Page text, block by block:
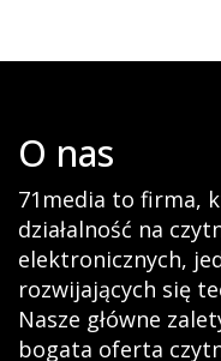
O nas
71media to firma,
działalność na
elektronicznych,
rozwijających się
Nasze główne
bogata oferta